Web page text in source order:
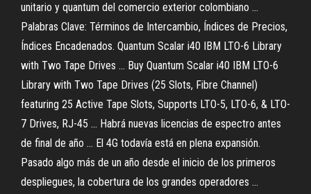
unitario y quantum del comercio exterior colombiano ...
Palabras Clave: Términos de Intercambio, Índices de Precios,
Índices Encadenados. Quantum Scalar i40 IBM LTO-6 Library
with Two Tape Drives ... Buy Quantum Scalar i40 IBM LTO-6
Library with Two Tape Drives (25 Slots, Fibre Channel)
featuring 25 Active Tape Slots, Supports LTO-5, LTO-6, & LTO-
7 Drives, RJ-45 ... Habrá nuevas licencias de espectro antes
de final de año ... El 4G todavía está en plena expansión.
Pasado algo más de un año desde el inicio de los primeros
despliegues, la cobertura de los grandes operadores ...